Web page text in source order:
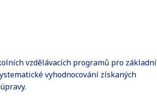
vzdělávacích programů pro základní
vyhodnocování získaných